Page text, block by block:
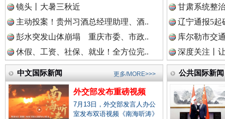
中国法治新闻网.
中国法院新闻网.
巳巳如意，开工大吉！ 三轮上
镜头丨大暑三秋近
主动投案！贵州习酒总经理助理、酒..
彭水突发山体崩塌 重庆市委、市政..
休假、工资、社保、就业！全方位完..
甘肃系统整
辽宁通报5起
库尔勒市交
深度关注丨
中文国际新闻
外交部发布重磅视频
7月13日，外交部发言人办公
室发布双语视频《南海听涛》
更多/MORE>>> 公共国际新闻